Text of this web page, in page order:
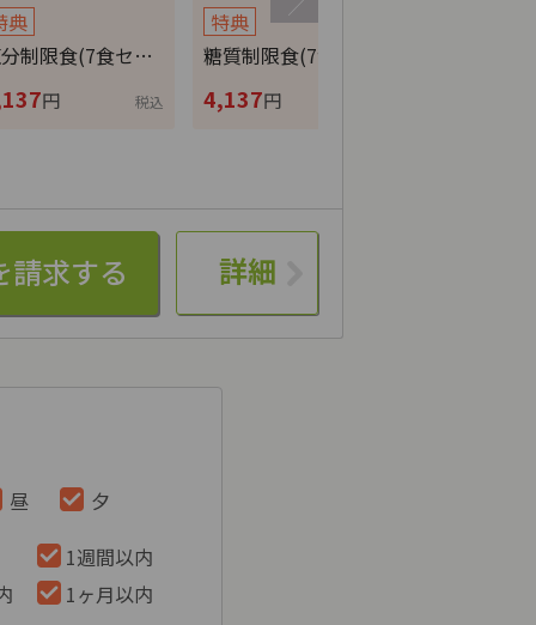
典
制限食(7食セ…
円 税込
特典
糖質制限食(7食セ…
4,137円
詳細
昼
夕
1週間以内
1ヶ月以内